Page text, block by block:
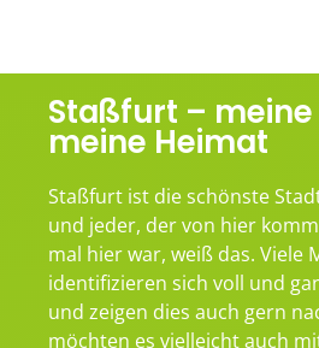
Staßfurt – meine
meine Heimat
Staßfurt ist die schönste
und jeder, der von hier
mal hier war, weiß das. Viele
identifizieren sich voll und
und zeigen dies auch gern
möchten es vielleicht auch